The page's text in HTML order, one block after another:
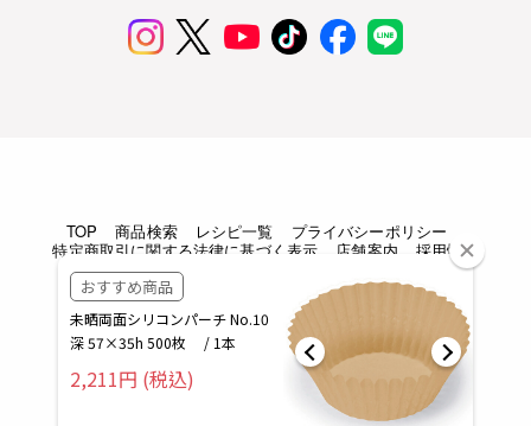
TOP 商品検索 レシピ一覧
プライバシーポリシー
特定商取引に関する法律に基づく表示
店舗案内 採用情報
Copyright © TOMIZAWA SHOUTEN All rights reserved.